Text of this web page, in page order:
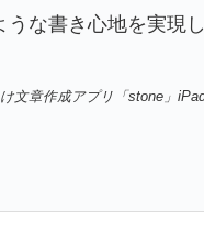
な書き心地を実現し
文章作成アプリ「stone」